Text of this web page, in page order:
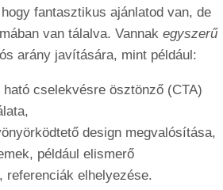
fantasztikus ajánlatod van, de
van tálalva. Vannak egyszerű
arány javítására, mint például:
cselekvésre ösztönző (CTA)
design megvalósítása,
például elismerő
referenciák elhelyezése.